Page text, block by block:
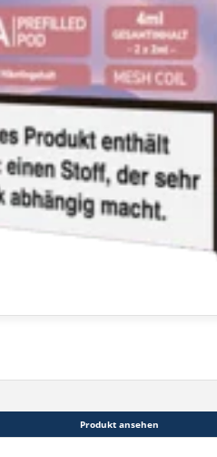
Produkt ansehen